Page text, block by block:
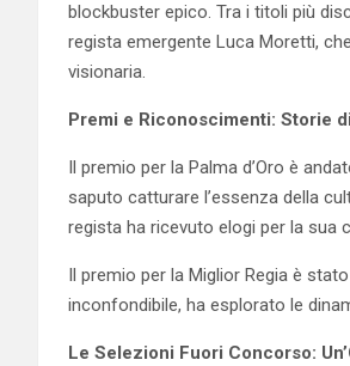
blockbuster epico. Tra i titoli più
regista emergente Luca Moretti,
visionaria.
Premi e Riconoscimenti: Storie
Il premio per la Palma d’Oro è
saputo catturare l’essenza della
regista ha ricevuto elogi per la
Il premio per la Miglior Regia è
inconfondibile, ha esplorato le
Le Selezioni Fuori Concorso: